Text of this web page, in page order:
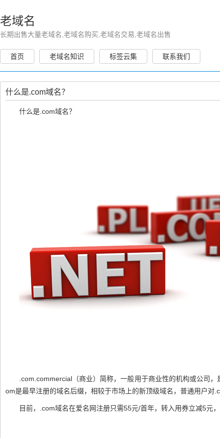
老域名
长期出售大量老域名,老域名购买,老域名交易,老域名出售
首页 老域名知识 标签云集 联系我们
什么是.com域名？
什么是 .com域名？
.com .commercial（商业）简称，一般用于商业性的机构或公司
om是最早注册的域名后缀，相较于市场上的新顶级域名 ，普通用户对.
目前， .com域名在爱名网注册只需55元/首年，转入用券立减5元